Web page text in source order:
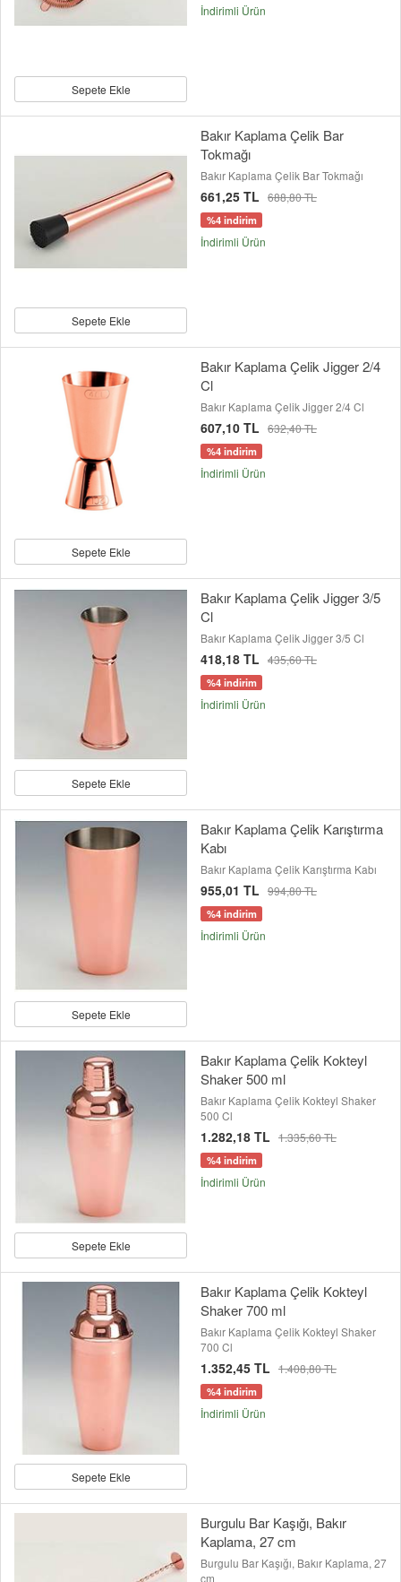
Sepete Ekle
İndirimli Ürün
Sepete Ekle
Bakır Kaplama Çelik Bar
Tokmağı
Bakır Kaplama Çelik Bar Tokmağı
661,25 TL 688,80 TL
%4 indirim
İndirimli Ürün
Sepete Ekle
Bakır Kaplama Çelik Jigger 2/4
Cl
Bakır Kaplama Çelik Jigger 2/4 Cl
607,10 TL 632,40 TL
%4 indirim
İndirimli Ürün
Sepete Ekle
Bakır Kaplama Çelik Jigger 3/5
Cl
Bakır Kaplama Çelik Jigger 3/5 Cl
418,18 TL 435,60 TL
%4 indirim
İndirimli Ürün
Sepete Ekle
Bakır Kaplama Çelik Karıştırma
Kabı
Bakır Kaplama Çelik Karıştırma Kabı
955,01 TL 994,80 TL
%4 indirim
İndirimli Ürün
Sepete Ekle
Bakır Kaplama Çelik Kokteyl
Shaker 500 ml
Bakır Kaplama Çelik Kokteyl Shaker
500 Cl
1.282,18 TL 1.335,60 TL
%4 indirim
İndirimli Ürün
Sepete Ekle
Bakır Kaplama Çelik Kokteyl
Shaker 700 ml
Bakır Kaplama Çelik Kokteyl Shaker
700 Cl
1.352,45 TL 1.408,80 TL
%4 indirim
İndirimli Ürün
Burgulu Bar Kaşığı, Bakır
Kaplama, 27 cm
Burgulu Bar Kaşığı, Bakır Kaplama, 27
cm